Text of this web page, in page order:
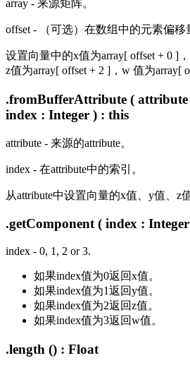
array - 来源矩阵。
offset - （可选）在数组中的元素偏移
设置向量中的x值为array[ offset + 0 ]
z值为array[ offset + 2 ]，w 值为array[
.fromBufferAttribute (
index : Integer ) : this
attribute - 来源的attribute。
index - 在attribute中的索引。
从attribute中设置向量的x值、y值、z
.getComponent ( index :
index - 0, 1, 2 or 3.
如果index值为0返回x值。
如果index值为1返回y值。
如果index值为2返回z值。
如果index值为3返回w值。
.length () : Float